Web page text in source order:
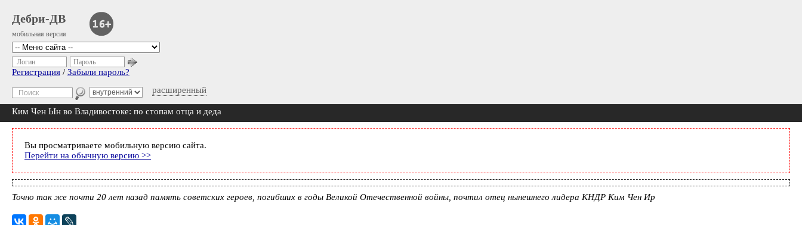
Дебри-ДВ
мобильная версия
расширенный
Логин Пароль
Регистрация / Забыли пароль?
Ким Чен Ын во Владивостоке: по стопам отца и деда
Вы просматриваете мобильную версию сайта.
Перейти на обычную версию >>
Точно так же почти 20 лет назад память советских героев, погибших в годы Великой Отечественной войны, почтил отец нынешнего лидера КНДР Ким Чен Ир